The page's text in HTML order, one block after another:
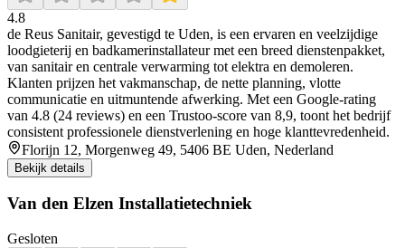
4.8
de Reus Sanitair, gevestigd te Uden, is een ervaren en veelzijdige
loodgieterij en badkamerinstallateur met een breed dienstenpakket,
van sanitair en centrale verwarming tot elektra en demoleren.
Klanten prijzen het vakmanschap, de nette planning, vlotte
communicatie en uitmuntende afwerking. Met een Google-rating
van 4.8 (24 reviews) en een Trustoo-score van 8,9, toont het bedrijf
consistent professionele dienstverlening en hoge klanttevredenheid.
Florijn 12, Morgenweg 49, 5406 BE Uden, Nederland
Bekijk details
Van den Elzen Installatietechniek
Gesloten